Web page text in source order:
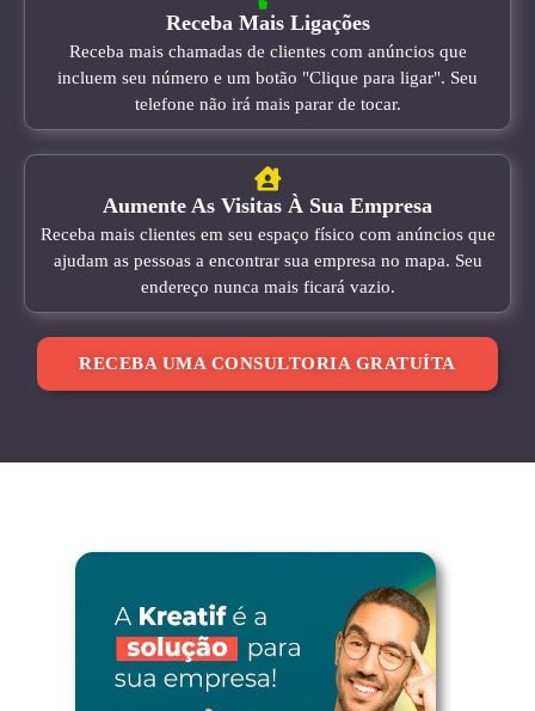
Receba Mais Ligações
Receba mais chamadas de clientes com anúncios que
incluem seu número e um botão "Clique para ligar". Seu
telefone não irá mais parar de tocar.
Aumente As Visitas À Sua Empresa
Receba mais clientes em seu espaço físico com anúncios que
ajudam as pessoas a encontrar sua empresa no mapa. Seu
endereço nunca mais ficará vazio.
RECEBA UMA CONSULTORIA GRATUÍTA